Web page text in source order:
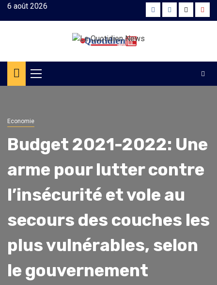
Skip6 août 2026 FacebookInstagram
Twitter
Primary
Menu
Economie
Budget 2021-2022: Une
arme pour lutter contre
l’insécurité et vole au
secours des couches les
plus vulnérables, selon
le gouvernement